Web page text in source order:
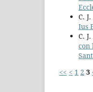
C.
Ius
C.
con
<< < 1 2 3